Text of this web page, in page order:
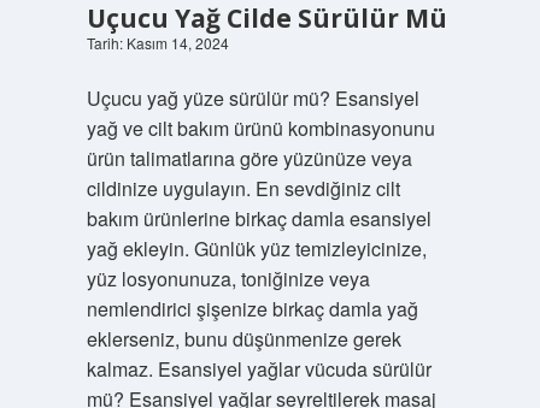
Uçucu Yağ Cilde Sürülür Mü
Tarih: Kasım 14, 2024
Uçucu yağ yüze sürülür mü? Esansiyel
yağ ve cilt bakım ürünü kombinasyonunu
ürün talimatlarına göre yüzünüze veya
cildinize uygulayın. En sevdiğiniz cilt
bakım ürünlerine birkaç damla esansiyel
yağ ekleyin. Günlük yüz temizleyicinize,
yüz losyonunuza, toniğinize veya
nemlendirici şişenize birkaç damla yağ
eklerseniz, bunu düşünmenize gerek
kalmaz. Esansiyel yağlar vücuda sürülür
mü? Esansiyel yağlar seyreltilerek masaj